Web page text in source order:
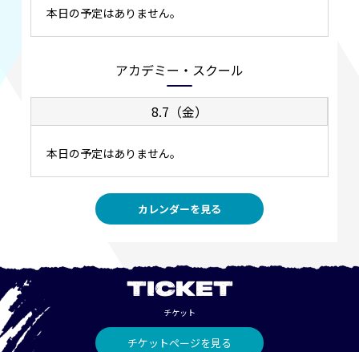
本日の予定はありません。
アカデミー・スクール
8.7（金）
本日の予定はありません。
カレンダーを見る
TICKET
チケット
チケットページを見る